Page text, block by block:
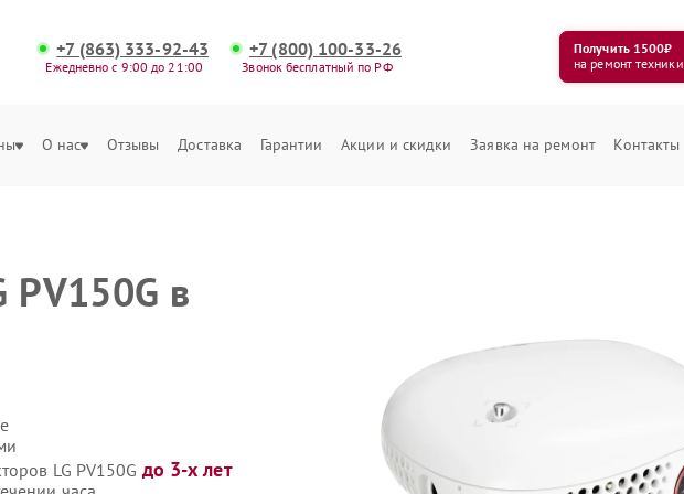
+7 (863) 333-92-43
Ежедневно с 9:00 до 21:00
+7 (800) 100-33-26
Звонок бесплатный по РФ
Получить 1500₽
на ремонт техники
О нас Отзывы Доставка Гарантии Акции и скидки Заявка на ремонт Контакты
PV150G в
LG PV150G до 3-х лет